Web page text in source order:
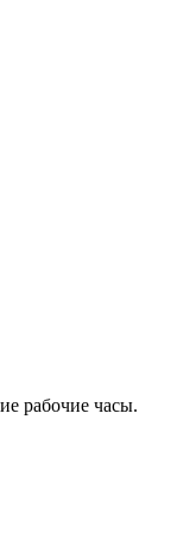
рабочие часы.